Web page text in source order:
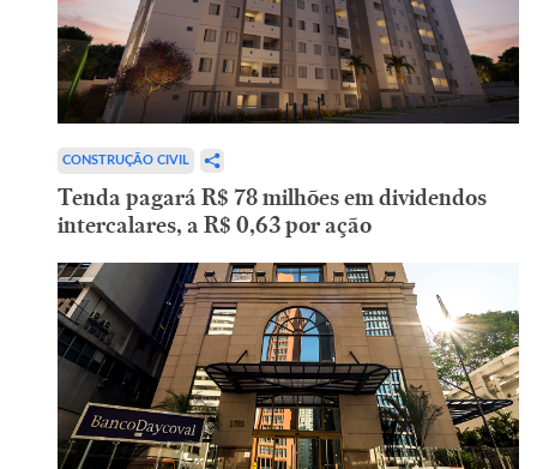
CONSTRUÇÃO CIVIL
Tenda pagará R$ 78 milhões em dividendos
intercalares, a R$ 0,63 por ação